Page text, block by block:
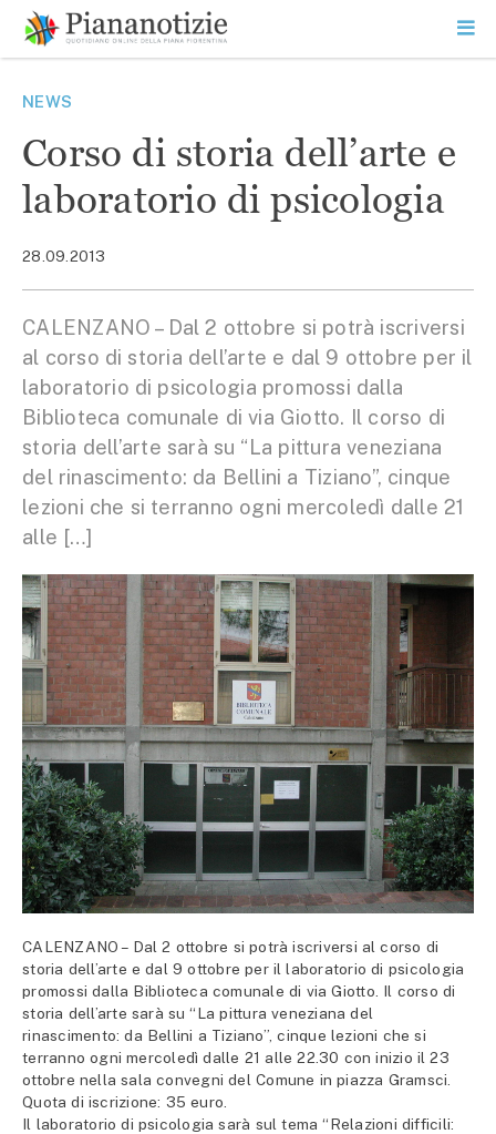
contenuto
SEARCH
NEWS
Corso di storia dell’arte e
laboratorio di psicologia
28.09.2013
CALENZANO – Dal 2 ottobre si potrà iscriversi
al corso di storia dell’arte e dal 9 ottobre per il
laboratorio di psicologia promossi dalla
Biblioteca comunale di via Giotto. Il corso di
storia dell’arte sarà su “La pittura veneziana
del rinascimento: da Bellini a Tiziano”, cinque
lezioni che si terranno ogni mercoledì dalle 21
alle […]
CALENZANO – Dal 2 ottobre si potrà iscriversi al corso di
storia dell’arte e dal 9 ottobre per il laboratorio di psicologia
promossi dalla Biblioteca comunale di via Giotto. Il corso di
storia dell’arte sarà su “La pittura veneziana del
rinascimento: da Bellini a Tiziano”, cinque lezioni che si
terranno ogni mercoledì dalle 21 alle 22.30 con inizio il 23
ottobre nella sala convegni del Comune in piazza Gramsci.
Quota di iscrizione: 35 euro.
Il laboratorio di psicologia sarà sul tema “Relazioni difficili: